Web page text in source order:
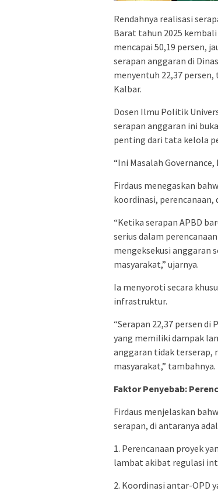
Rendahnya realisasi
Barat tahun 2025
mencapai 50,19 persen,
serapan anggaran di
menyentuh 22,37
Kalbar.
Dosen Ilmu Politik
serapan anggaran ini
penting dari tata kelola
“Ini Masalah Governance,
Firdaus menegaskan
koordinasi, perencanaan,
“Ketika serapan APBD
serius dalam
mengeksekusi anggaran
masyarakat,” ujarnya.
Ia menyoroti secara
infrastruktur.
“Serapan 22,37 persen
yang memiliki dampak
anggaran tidak terserap,
masyarakat,” tambahnya.
Faktor Penyebab:
Firdaus menjelaskan
serapan, di antaranya
1. Perencanaan proyek
lambat akibat regulasi
2. Koordinasi antar-OPD